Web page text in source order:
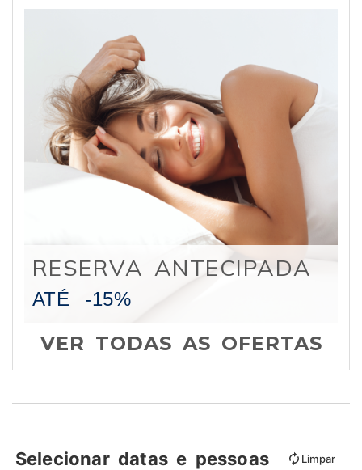
RESERVA ANTECIPADA
ATÉ -15%
VER TODAS AS OFERTAS
Selecionar datas e pessoas Limpar